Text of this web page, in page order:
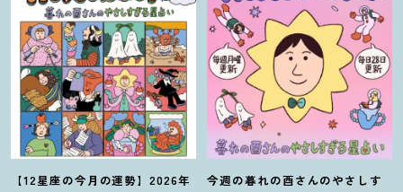
【12星座の今月の運勢】2026年
今週の暮れの酉さんのやさしす